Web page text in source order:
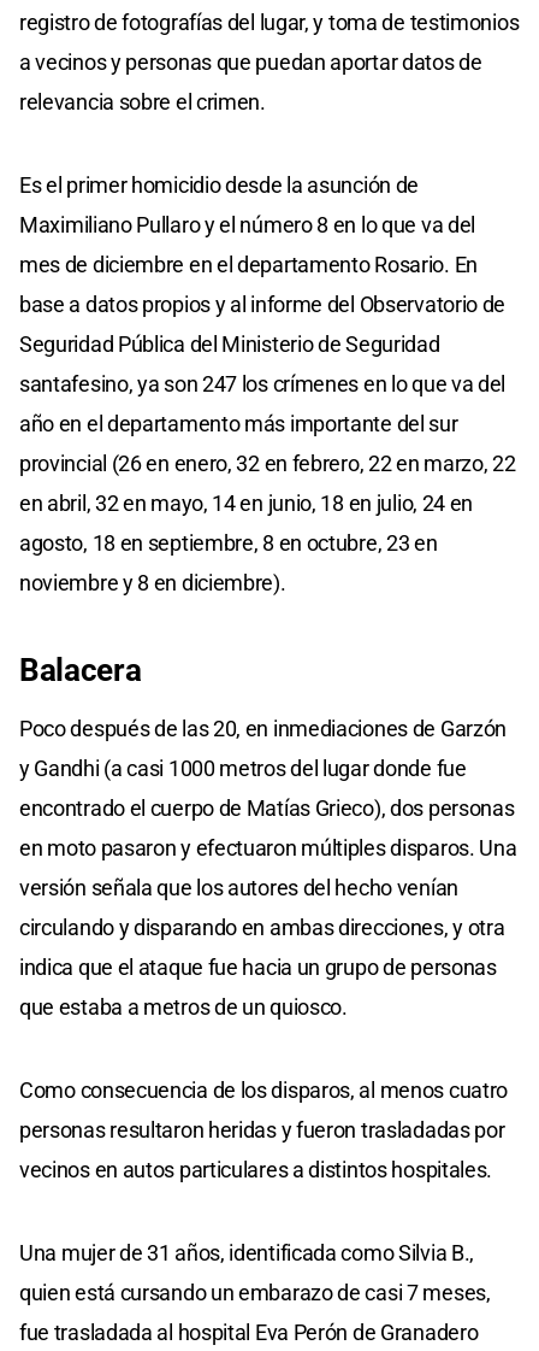
registro de fotografías del lugar, y toma de testimonios
a vecinos y personas que puedan aportar datos de
relevancia sobre el crimen.
Es el primer homicidio desde la asunción de
Maximiliano Pullaro y el número 8 en lo que va del
mes de diciembre en el departamento Rosario. En
base a datos propios y al informe del Observatorio de
Seguridad Pública del Ministerio de Seguridad
santafesino, ya son 247 los crímenes en lo que va del
año en el departamento más importante del sur
provincial (26 en enero, 32 en febrero, 22 en marzo, 22
en abril, 32 en mayo, 14 en junio, 18 en julio, 24 en
agosto, 18 en septiembre, 8 en octubre, 23 en
noviembre y 8 en diciembre).
Balacera
Poco después de las 20, en inmediaciones de Garzón
y Gandhi (a casi 1000 metros del lugar donde fue
encontrado el cuerpo de Matías Grieco), dos personas
en moto pasaron y efectuaron múltiples disparos. Una
versión señala que los autores del hecho venían
circulando y disparando en ambas direcciones, y otra
indica que el ataque fue hacia un grupo de personas
que estaba a metros de un quiosco.
Como consecuencia de los disparos, al menos cuatro
personas resultaron heridas y fueron trasladadas por
vecinos en autos particulares a distintos hospitales.
Una mujer de 31 años, identificada como Silvia B.,
quien está cursando un embarazo de casi 7 meses,
fue trasladada al hospital Eva Perón de Granadero